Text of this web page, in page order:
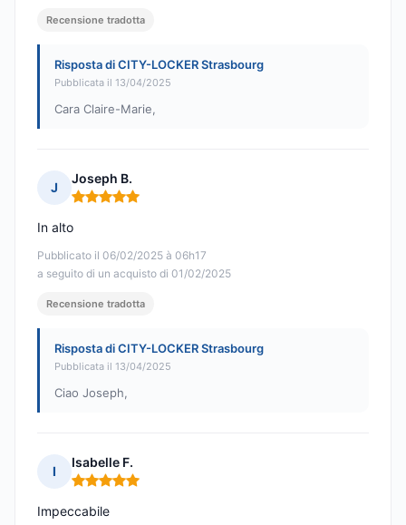
Recensione tradotta
Risposta di CITY-LOCKER Strasbourg
Pubblicata il 13/04/2025
Cara Claire-Marie,
J
Joseph B.
Nota: 5 su 5
Pubblicato il 06/02/2025 à 06h17
a seguito di un acquisto di 01/02/2025
In alto
Recensione tradotta
Risposta di CITY-LOCKER Strasbourg
Pubblicata il 13/04/2025
Ciao Joseph,
I
Isabelle F.
Nota: 5 su 5
Impeccabile